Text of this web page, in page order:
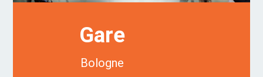
Gare
Bologne